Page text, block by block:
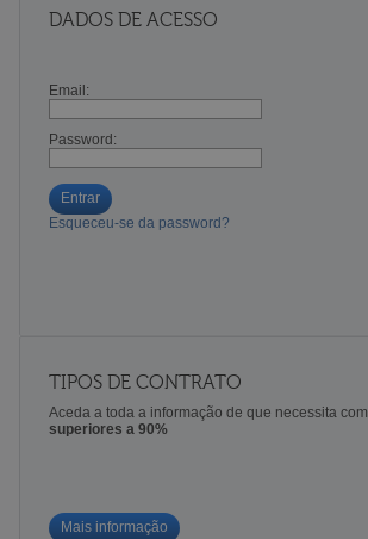
DADOS DE ACESSO
Email:
Password:
Entrar
Esqueceu-se da password?
TIPOS DE CONTRATO
Aceda a toda a informação de que necessita com
superiores a 90%
Mais informação